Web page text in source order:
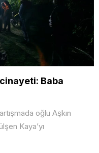
Baba
oğlu Aşkın
Kaya’yı